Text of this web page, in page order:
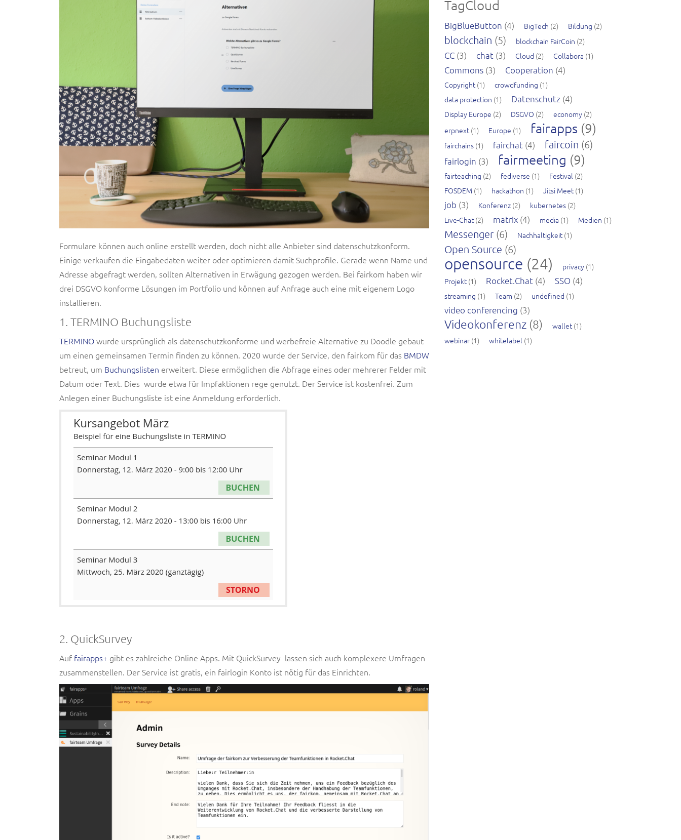
Formulare können auch online erstellt werden, doch nicht alle Anbieter sind datenschutzkonform.
Einige verkaufen die Eingabedaten weiter oder optimieren damit Suchprofile. Gerade wenn Name und
Adresse abgefragt werden, sollten Alternativen in Erwägung gezogen werden. Bei fairkom haben wir
drei DSGVO konforme Lösungen im Portfolio und können auf Anfrage auch eine mit eigenem Logo
installieren.
1. TERMINO Buchungsliste
TERMINOwurde ursprünglich als datenschutzkonforme und werbefreie Alternative zu Doodle gebaut
um einen gemeinsamen Termin finden zu können. 2020 wurde der Service, den fairkom für das BMDW
betreut, um Buchungslisten erweitert. Diese ermöglichen die Abfrage eines oder mehrerer Felder mit
Datum oder Text. Dies wurde etwa für Impfaktionen rege genutzt. Der Service ist kostenfrei. Zum
Anlegen einer Buchungsliste ist eine Anmeldung erforderlich.
2. QuickSurvey
Auf fairapps+ gibt es zahlreiche Online Apps. Mit QuickSurvey lassen sich auch komplexere Umfragen
zusammenstellen. Der Service ist gratis, ein fairlogin Konto ist nötig für das Einrichten.
TagCloud
BigBlueButton (4) BigTech (2) Bildung (2)
blockchain (5) blockchain FairCoin (2)
CC (3) chat (3) Cloud (2) Collabora (1)
Commons (3) Cooperation (4)
Copyright(1) crowdfunding (1)
data protection (1) Datenschutz (4)
Display Europe (2) DSGVO (2) economy (2)
erpnext(1) Europe (1) fairapps (9)
fairchains (1) fairchat (4) faircoin (6)
fairlogin (3) fairmeeting (9)
fairteaching (2) fediverse (1) Festival (2)
FOSDEM (1) hackathon (1) Jitsi Meet(1)
job (3) Konferenz (2) kubernetes (2)
Live-Chat(2) matrix (4) media (1) Medien (1)
Messenger (6) Nachhaltigkeit(1)
Open Source (6)
opensource (24) privacy (1)
Projekt(1) Rocket.Chat (4) SSO (4)
streaming (1) Team (2) undefined (1)
video conferencing (3)
Videokonferenz (8) wallet(1)
webinar (1) whitelabel (1)